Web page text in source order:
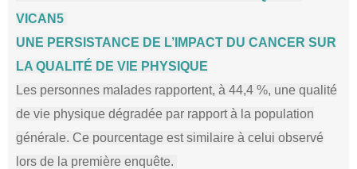
VICAN5
UNE PERSISTANCE DE L’IMPACT DU CANCER SUR
LA QUALITÉ DE VIE PHYSIQUE
Les personnes malades rapportent, à 44,4 %, une qualité
de vie physique dégradée par rapport à la population
générale. Ce pourcentage est similaire à celui observé
lors de la première enquête.